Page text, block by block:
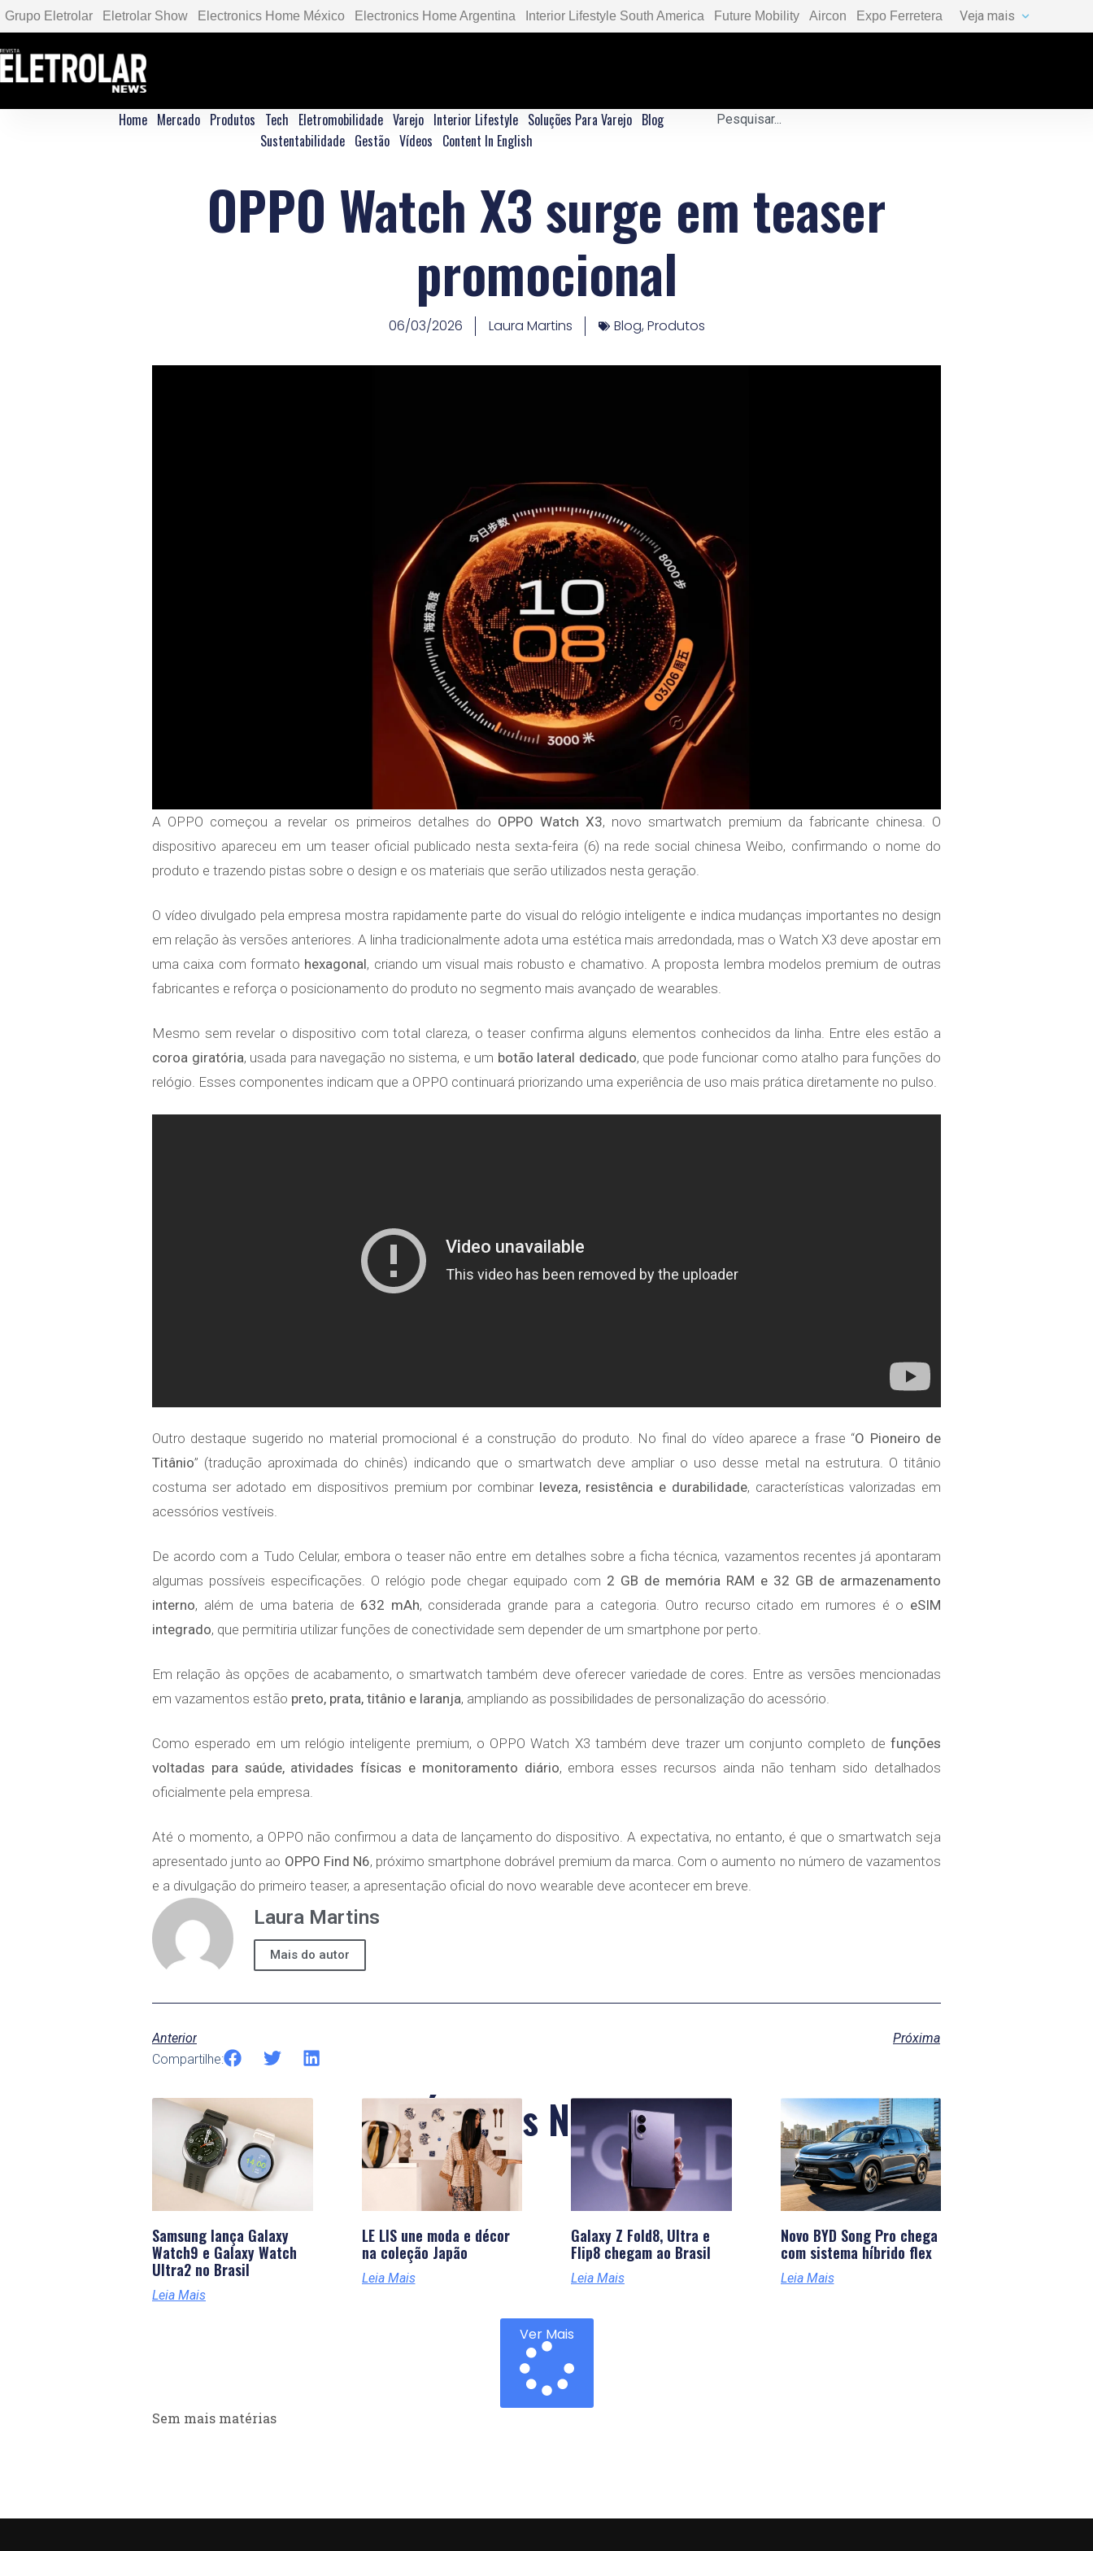
Grupo Eletrolar Eletrolar Show Electronics Home México Electronics Home Argentina Interior Lifestyle South America Future Mobility Aircon Expo Ferretera Veja mais
Home Mercado Produtos Tech Eletromobilidade Varejo Interior Lifestyle Soluções Para Varejo Blog
Sustentabilidade Gestão Vídeos Content In English
OPPO Watch X3 surge em teaser
promocional
06/03/2026 Laura Martins Blog,Produtos
A OPPO começou a revelar os primeiros detalhes do OPPO Watch X3, novo smartwatch premium da fabricante chinesa. O
dispositivo apareceu em um teaser oficial publicado nesta sexta-feira (6) na rede social chinesa Weibo, confirmando o nome do
produto e trazendo pistas sobre o design e os materiais que serão utilizados nesta geração.
O vídeo divulgado pela empresa mostra rapidamente parte do visual do relógio inteligente e indica mudanças importantes no design
em relação às versões anteriores. A linha tradicionalmente adota uma estética mais arredondada, mas o Watch X3 deve apostar em
uma caixa com formato hexagonal, criando um visual mais robusto e chamativo. A proposta lembra modelos premium de outras
fabricantes e reforça o posicionamento do produto no segmento mais avançado de wearables.
Mesmo sem revelar o dispositivo com total clareza, o teaser confirma alguns elementos conhecidos da linha. Entre eles estão a
coroa giratória, usada para navegação no sistema, e um botão lateral dedicado, que pode funcionar como atalho para funções do
relógio. Esses componentes indicam que a OPPO continuará priorizando uma experiência de uso mais prática diretamente no pulso.
Outro destaque sugerido no material promocional é a construção do produto. No final do vídeo aparece a frase “O Pioneiro de
Titânio” (tradução aproximada do chinês) indicando que o smartwatch deve ampliar o uso desse metal na estrutura. O titânio
costuma ser adotado em dispositivos premium por combinar leveza, resistência e durabilidade, características valorizadas em
acessórios vestíveis.
De acordo com a Tudo Celular, embora o teaser não entre em detalhes sobre a ficha técnica, vazamentos recentes já apontaram
algumas possíveis especificações. O relógio pode chegar equipado com 2 GB de memória RAM e 32 GB de armazenamento
interno, além de uma bateria de 632 mAh, considerada grande para a categoria. Outro recurso citado em rumores é o eSIM
integrado, que permitiria utilizar funções de conectividade sem depender de um smartphone por perto.
Em relação às opções de acabamento, o smartwatch também deve oferecer variedade de cores. Entre as versões mencionadas
em vazamentos estão preto, prata, titânio e laranja, ampliando as possibilidades de personalização do acessório.
Como esperado em um relógio inteligente premium, o OPPO Watch X3 também deve trazer um conjunto completo de funções
voltadas para saúde, atividades físicas e monitoramento diário, embora esses recursos ainda não tenham sido detalhados
oficialmente pela empresa.
Até o momento, a OPPO não confirmou a data de lançamento do dispositivo. A expectativa, no entanto, é que o smartwatch seja
apresentado junto ao OPPO Find N6, próximo smartphone dobrável premium da marca. Com o aumento no número de vazamentos
e a divulgação do primeiro teaser, a apresentação oficial do novo wearable deve acontecer em breve.
Laura Martins
Mais do autor
Anterior
Próxima
Compartilhe:
Últimas Notícias
Samsung lança Galaxy
Watch9 e Galaxy Watch
Ultra2 no Brasil
Leia Mais
LE LIS une moda e décor
na coleção Japão
Leia Mais
Galaxy Z Fold8, Ultra e
Flip8 chegam ao Brasil
Leia Mais
Novo BYD Song Pro chega
com sistema híbrido flex
Leia Mais
Ver Mais
Sem mais matérias